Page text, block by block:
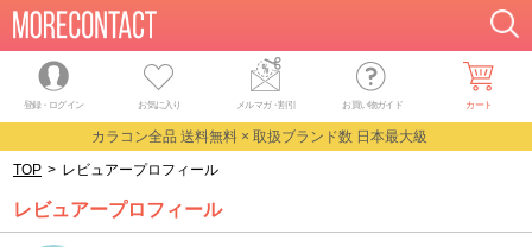
登録・ログイン お気に入り メルマガ・割引 お買い物ガイド カート
カラコン全品 送料無料 × 取扱ブランド数 日本最大級
TOP > レビュアープロフィール
レビュアープロフィール